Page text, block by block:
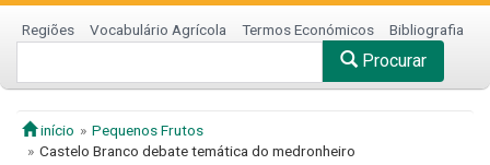
Regiões Vocabulário Agrícola Termos Económicos Bibliografia
Procurar
início
Pequenos Frutos
Castelo Branco debate temática do medronheiro